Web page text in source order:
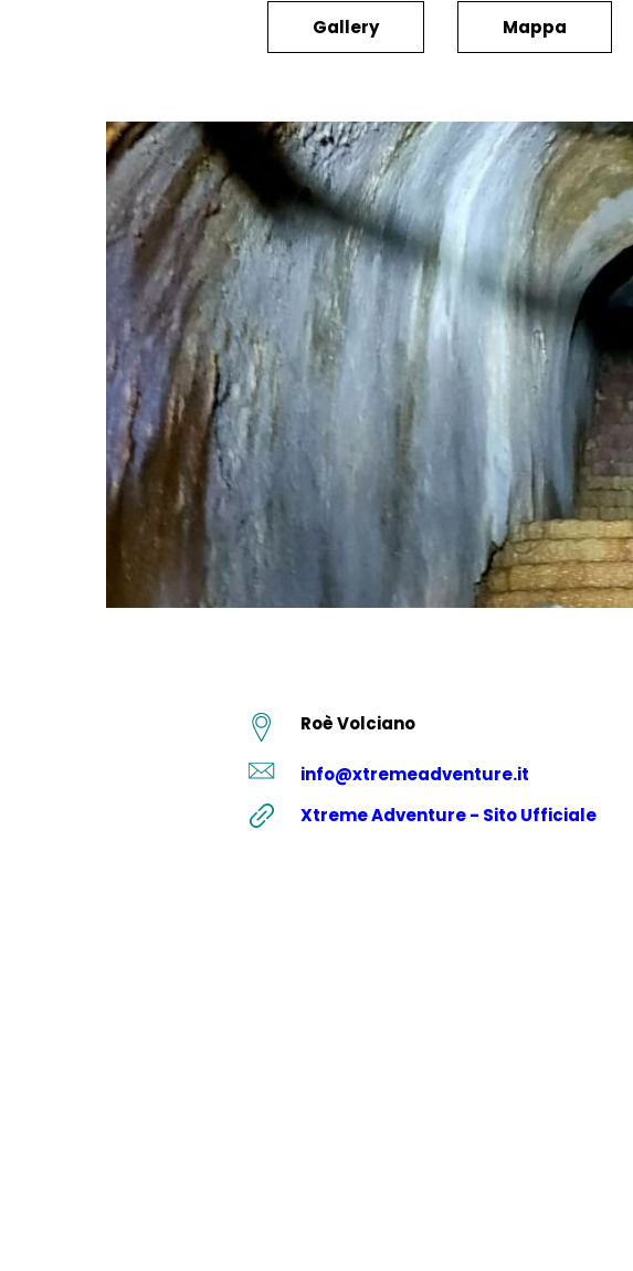
Gallery Mappa
Roè Volciano
info@xtremeadventure.it
Xtreme Adventure - Sito Ufficiale